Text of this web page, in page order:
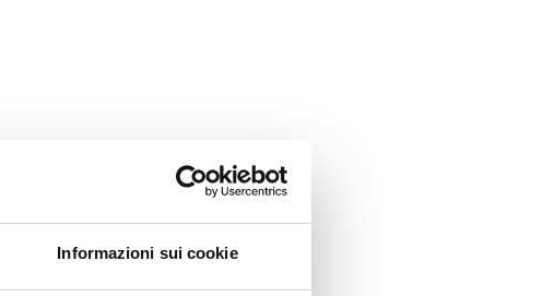
Informazioni sui cookie